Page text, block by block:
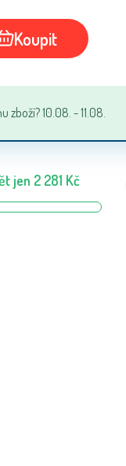
Koupit
zboží? 10.08. - 11.08.
jen 2 281 Kč